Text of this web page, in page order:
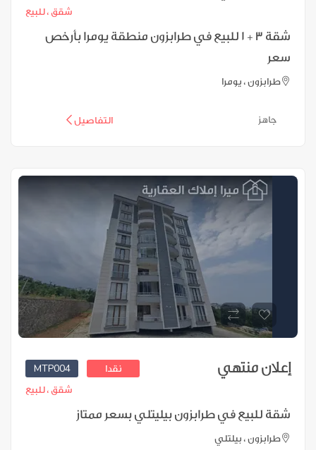
شقق ،للبيع
شقة 3 + 1 للبيع في طرابزون منطقة يومرا بأرخص
سعر
طرابزون ، يومرا
التفاصيل
MTP004 نقدا إعلان منتهي
شقق ،للبيع
شقة للبيع في طرابزون بيليتلي بسعر ممتاز
طرابزون ، بيلتلي